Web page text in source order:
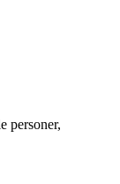
personer,